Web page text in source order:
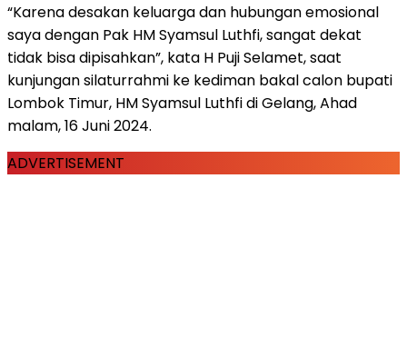
“Karena desakan keluarga dan hubungan emosional
saya dengan Pak HM Syamsul Luthfi, sangat dekat
tidak bisa dipisahkan”, kata H Puji Selamet, saat
kunjungan silaturrahmi ke kediman bakal calon bupati
Lombok Timur, HM Syamsul Luthfi di Gelang, Ahad
malam, 16 Juni 2024.
ADVERTISEMENT